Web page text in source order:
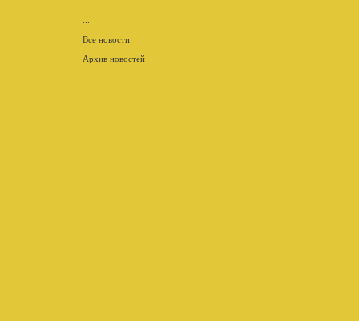
Все новости
Архив новостей